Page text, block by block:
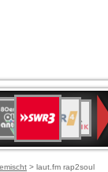
80er
90er
4
KLASSIK
SWR
Kultur
NDR
2
> laut.fm rap2soul